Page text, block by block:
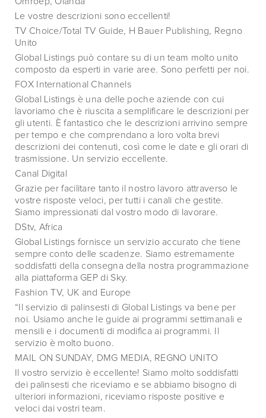
Le vostre descrizioni sono eccellenti!
TV Choice/Total TV Guide, H Bauer Publishing, Regno
Unito
Global Listings può contare su di un team molto unito
composto da esperti in varie aree. Sono perfetti per noi.
FOX International Channels
Global Listings è una delle poche aziende con cui
lavoriamo che è riuscita a semplificare le descrizioni per
gli utenti. È fantastico che le descrizioni arrivino sempre
per tempo e che comprendano a loro volta brevi
descrizioni dei contenuti, così come le date e gli orari di
trasmissione. Un servizio eccellente.
Canal Digital
Grazie per facilitare tanto il nostro lavoro attraverso le
vostre risposte veloci, per tutti i canali che gestite.
Siamo impressionati dal vostro modo di lavorare.
DStv, Africa
Global Listings fornisce un servizio accurato che tiene
sempre conto delle scadenze. Siamo estremamente
soddisfatti della consegna della nostra programmazione
alla piattaforma GEP di Sky.
Fashion TV, UK and Europe
“Il servizio di palinsesti di Global Listings va bene per
noi. Usiamo anche le guide ai programmi settimanali e
mensili e i documenti di modifica ai programmi. Il
servizio è molto buono.
MAIL ON SUNDAY, DMG MEDIA, REGNO UNITO
Il vostro servizio è eccellente! Siamo molto soddisfatti
dei palinsesti che riceviamo e se abbiamo bisogno di
ulteriori informazioni, riceviamo risposte positive e
veloci dai vostri team.